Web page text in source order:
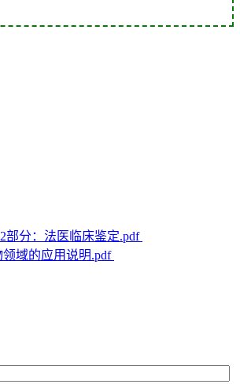
部分：法医临床鉴定.pdf
域的应用说明.pdf